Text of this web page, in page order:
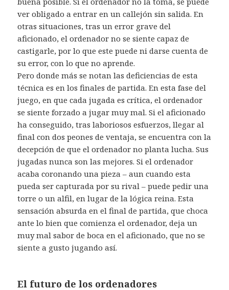
ver obligado a entrar en un callejón sin salida. En
otras situaciones, tras un error grave del
aficionado, el ordenador no se siente capaz de
castigarle, por lo que este puede ni darse cuenta de
su error, con lo que no aprende.
Pero donde más se notan las deficiencias de esta
técnica es en los finales de partida. En esta fase del
juego, en que cada jugada es crítica, el ordenador
se siente forzado a jugar muy mal. Si el aficionado
ha conseguido, tras laboriosos esfuerzos, llegar al
final con dos peones de ventaja, se encuentra con la
decepción de que el ordenador no planta lucha. Sus
jugadas nunca son las mejores. Si el ordenador
acaba coronando una pieza – aun cuando esta
pueda ser capturada por su rival – puede pedir una
torre o un alfil, en lugar de la lógica reina. Esta
sensación absurda en el final de partida, que choca
ante lo bien que comienza el ordenador, deja un
muy mal sabor de boca en el aficionado, que no se
siente a gusto jugando así.
El futuro de los ordenadores